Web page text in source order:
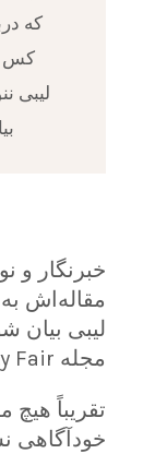
که
کس
لیبی
خبرنگار و
مقاله‌اش به
شد، نوشت Vanity Fair مجله
خودآگاهی